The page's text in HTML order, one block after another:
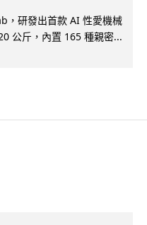
，研發出首款 AI 性愛機械
公斤，內置 165 種親密...